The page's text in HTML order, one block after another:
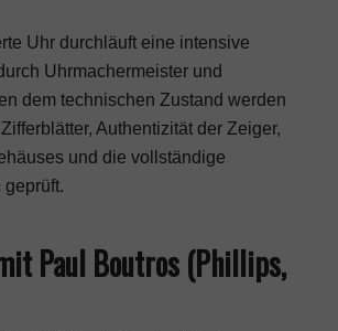
Uhr durchläuft eine intensive
Uhrmachermeister und
dem technischen Zustand werden
Authentizität der Zeiger,
und die vollständige
geprüft.
Paul Boutros (Phillips,